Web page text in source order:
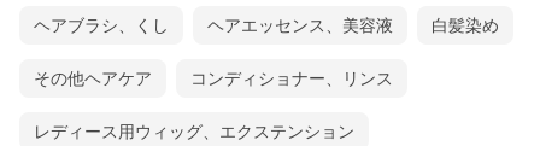
ヘアブラシ、くし ヘアエッセンス、美容液 白髪染め
その他ヘアケア コンディショナー、リンス
レディース用ウィッグ、エクステンション